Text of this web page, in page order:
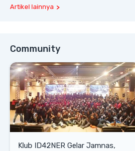
Artikel lainnya
Community
Klub ID42NER Gelar Jamnas,